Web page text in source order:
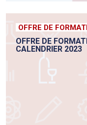
OFFRE DE
OFFRE DE
CALENDRIER 2023